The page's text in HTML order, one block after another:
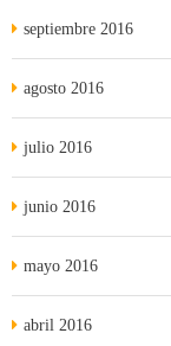
septiembre 2016
agosto 2016
julio 2016
junio 2016
mayo 2016
abril 2016